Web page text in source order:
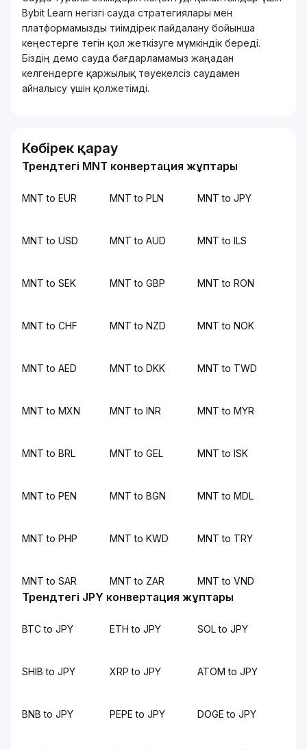
Bybit Learn негізгі сауда стратегиялары мен
платформамызды тиімдірек пайдалану бойынша
кеңестерге тегін қол жеткізуге мүмкіндік береді.
Біздің демо сауда бағдарламамыз жаңадан
келгендерге қаржылық тәуекелсіз саудамен
айналысу үшін қолжетімді.
Көбірек қарау
Трендтегі MNT конвертация жұптары
MNT to EUR MNT to PLN MNT to JPY
MNT to USD MNT to AUD MNT to ILS
MNT to SEK MNT to GBP MNT to RON
MNT to CHF MNT to NZD MNT to NOK
MNT to AED MNT to DKK MNT to TWD
MNT to MXN MNT to INR MNT to MYR
MNT to BRL MNT to GEL MNT to ISK
MNT to PEN MNT to BGN MNT to MDL
MNT to PHP MNT to KWD MNT to TRY
MNT to SAR MNT to ZAR MNT to VND
Трендтегі JPY конвертация жұптары
BTC to JPY ETH to JPY SOL to JPY
SHIB to JPY XRP to JPY ATOM to JPY
BNB to JPY PEPE to JPY DOGE to JPY